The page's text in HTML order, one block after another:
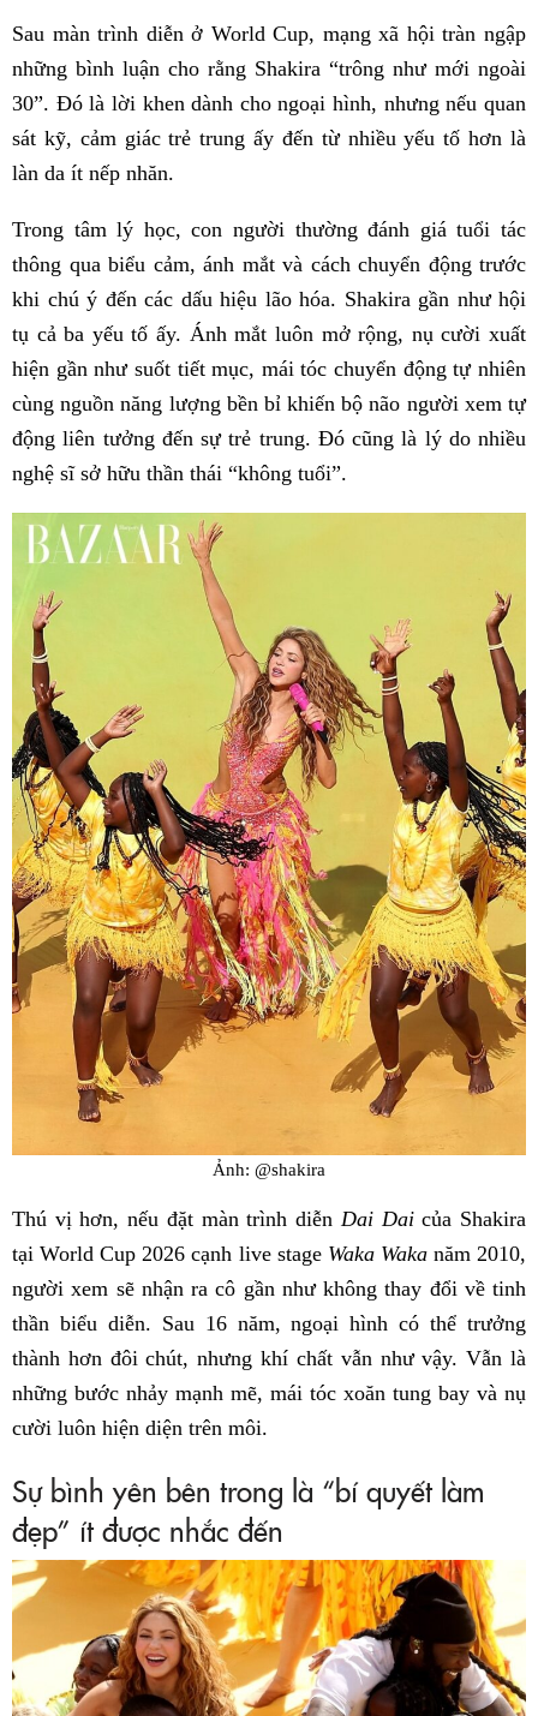
Sau màn trình diễn ở World Cup, mạng xã hội tràn ngập
những bình luận cho rằng Shakira “trông như mới ngoài
30”. Đó là lời khen dành cho ngoại hình, nhưng nếu quan
sát kỹ, cảm giác trẻ trung ấy đến từ nhiều yếu tố hơn là
làn da ít nếp nhăn.
Trong tâm lý học, con người thường đánh giá tuổi tác
thông qua biểu cảm, ánh mắt và cách chuyển động trước
khi chú ý đến các dấu hiệu lão hóa. Shakira gần như hội
tụ cả ba yếu tố ấy. Ánh mắt luôn mở rộng, nụ cười xuất
hiện gần như suốt tiết mục, mái tóc chuyển động tự nhiên
cùng nguồn năng lượng bền bỉ khiến bộ não người xem tự
động liên tưởng đến sự trẻ trung. Đó cũng là lý do nhiều
nghệ sĩ sở hữu thần thái “không tuổi”.
Ảnh: @shakira
Thú vị hơn, nếu đặt màn trình diễn Dai Daicủa Shakira
tại World Cup 2026 cạnh live stage Waka Wakanăm 2010,
người xem sẽ nhận ra cô gần như không thay đổi về tinh
thần biểu diễn. Sau 16 năm, ngoại hình có thể trưởng
thành hơn đôi chút, nhưng khí chất vẫn như vậy. Vẫn là
những bước nhảy mạnh mẽ, mái tóc xoăn tung bay và nụ
cười luôn hiện diện trên môi.
Sự bình yên bên trong là “bí quyết làm
đẹp” ít được nhắc đến